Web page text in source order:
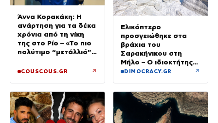
Άννα Κορακάκη: Η
ανάρτηση για τα δέκα
χρόνια από τη νίκη
της στο Ρίο – «Το πιο
πολύτιμο “μετάλλιό”
COUSCOUS.GR ↗
Ελικόπτερο
προσγειώθηκε στα
βράχια του
Σαρακήνικου στη
Μήλο – Ο ιδιοκτήτης
κατέβηκε για μπάνιο
DIMOCRACY.GR ↗